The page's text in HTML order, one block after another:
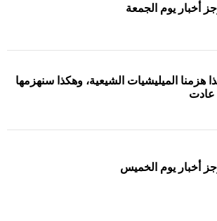
أخبار يوم الجمعة
هزمنا الميليشيات الشيعية، وهكذا سنهزمها
عادت
أخبار يوم الخميس